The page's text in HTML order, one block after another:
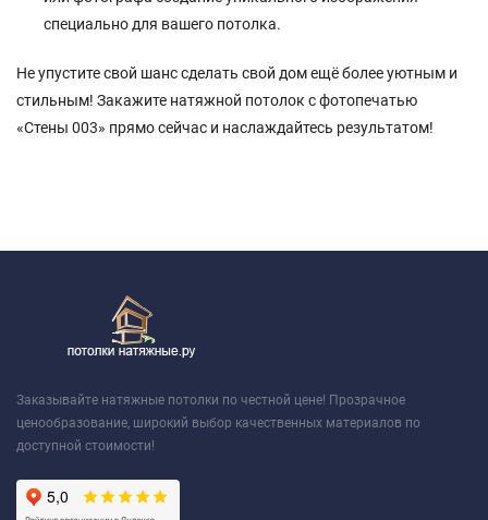
специально для вашего потолка.
Не упустите свой шанс сделать свой дом ещё более уютным и
стильным! Закажите натяжной потолок с фотопечатью
«Стены 003» прямо сейчас и наслаждайтесь результатом!
Заказывайте натяжные потолки по честной цене! Прозрачное
ценообразование, широкий выбор качественных материалов по
доступной стоимости!